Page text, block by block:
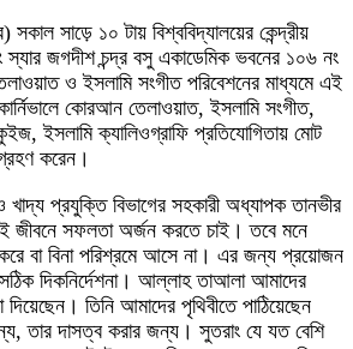
সকাল সাড়ে ১০ টায় বিশ্ববিদ্যালয়ের কেন্দ্রীয়
স্যার জগদীশ চন্দ্র বসু একাডেমিক ভবনের ১০৬ নং
ও ইসলামি সংগীত পরিবেশনের মাধ্যমে এই
কোরআন তেলাওয়াত, ইসলামি সংগীত,
ইসলামি ক্যালিওগ্রাফি প্রতিযোগিতায় মোট
করেন।
খাদ্য প্রযুক্তি বিভাগের সহকারী অধ্যাপক তানভীর
জীবনে সফলতা অর্জন করতে চাই। তবে মনে
বা বিনা পরিশ্রমে আসে না। এর জন্য প্রয়োজন
দিকনির্দেশনা। আল্লাহ তাআলা আমাদের
তিনি আমাদের পৃথিবীতে পাঠিয়েছেন
তার দাসত্ব করার জন্য। সুতরাং যে যত বেশি